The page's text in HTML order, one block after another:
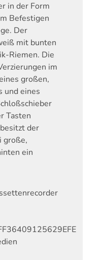
in der Form
Befestigen
Der
mit bunten
Riemen. Die
im
großen,
und eines
Tasten
der
große,
ein